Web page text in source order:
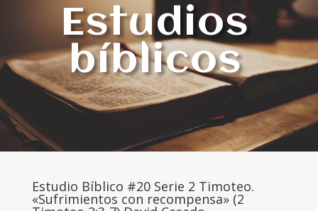
Estudios
bíblicos
Estudio Bíblico #20 Serie 2 Timoteo.
«Sufrimientos con recompensa» (2